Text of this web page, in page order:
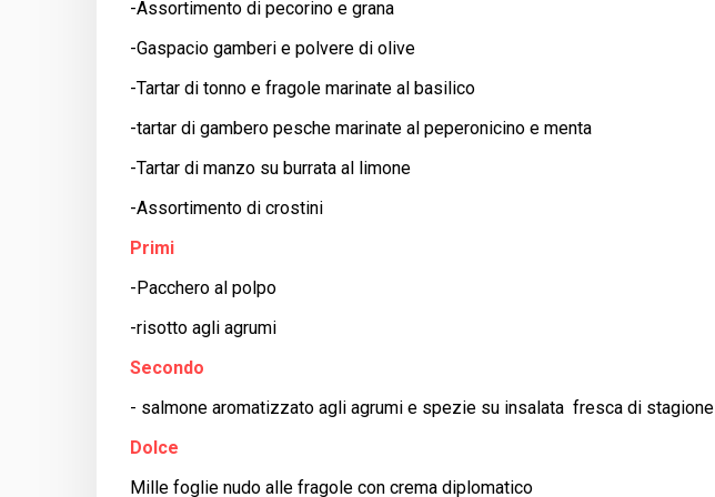
-Assortimento di pecorino e grana
-Gaspacio gamberi e polvere di olive
-Tartar di tonno e fragole marinate al basilico
-tartar di gambero pesche marinate al peperonicino e menta
-Tartar di manzo su burrata al limone
-Assortimento di crostini
Primi
-Pacchero al polpo
-risotto agli agrumi
Secondo
- salmone aromatizzato agli agrumi e spezie su insalata fresca di stagione
Dolce
Mille foglie nudo alle fragole con crema diplomatico